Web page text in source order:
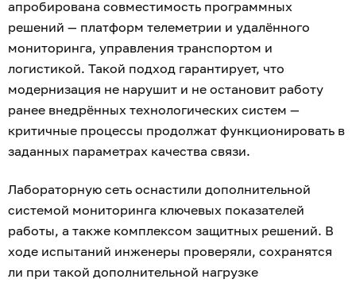
апробирована совместимость программных
решений — платформ телеметрии и удалённого
мониторинга, управления транспортом и
логистикой. Такой подход гарантирует, что
модернизация не нарушит и не остановит работу
ранее внедрённых технологических систем —
критичные процессы продолжат функционировать в
заданных параметрах качества связи.
Лабораторную сеть оснастили дополнительной
системой мониторинга ключевых показателей
работы, а также комплексом защитных решений. В
ходе испытаний инженеры проверяли, сохранятся
ли при такой дополнительной нагрузке